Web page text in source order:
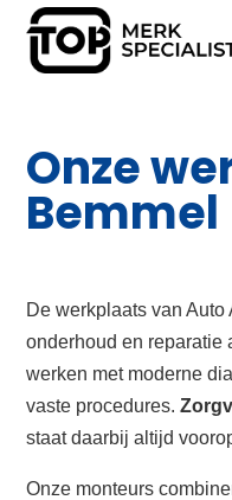
Onze
Bemmel
De werkplaats van
onderhoud en reparatie
werken met moderne
vaste procedures.
staat daarbij altijd
Onze monteurs